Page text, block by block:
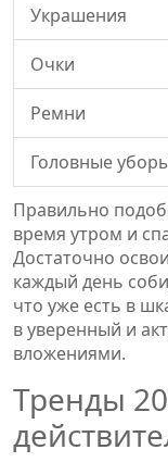
Украшения
Очки
Ремни
Головные
Правильно
время утром и
Достаточно
каждый день
что уже есть в
в уверенный и
вложениями.
Тренды